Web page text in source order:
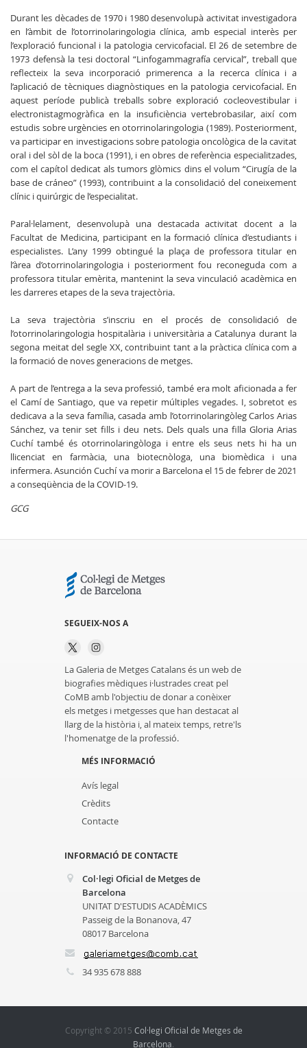
Durant les dècades de 1970 i 1980 desenvolupà activitat investigadora
en l’àmbit de l’otorrinolaringologia clínica, amb especial interès per
l’exploració funcional i la patologia cervicofacial. El 26 de setembre de
1973 defensà la tesi doctoral “Linfogammagrafía cervical”, treball que
reflecteix la seva incorporació primerenca a la recerca clínica i a
l’aplicació de tècniques diagnòstiques en la patologia cervicofacial. En
aquest període publicà treballs sobre exploració cocleovestibular i
electronistagmogràfica en la insuficiència vertebrobasilar, així com
estudis sobre urgències en otorrinolaringologia (1989). Posteriorment,
va participar en investigacions sobre patologia oncològica de la cavitat
oral i del sòl de la boca (1991), i en obres de referència especialitzades,
com el capítol dedicat als tumors glòmics dins el volum “Cirugía de la
base de cráneo” (1993), contribuint a la consolidació del coneixement
clínic i quirúrgic de l’especialitat.
Paral·lelament, desenvolupà una destacada activitat docent a la
Facultat de Medicina, participant en la formació clínica d’estudiants i
especialistes. L’any 1999 obtingué la plaça de professora titular en
l’àrea d’otorrinolaringologia i posteriorment fou reconeguda com a
professora titular emèrita, mantenint la seva vinculació acadèmica en
les darreres etapes de la seva trajectòria.
La seva trajectòria s’inscriu en el procés de consolidació de
l’otorrinolaringologia hospitalària i universitària a Catalunya durant la
segona meitat del segle XX, contribuint tant a la pràctica clínica com a
la formació de noves generacions de metges.
A part de l’entrega a la seva professió, també era molt aficionada a fer
el Camí de Santiago, que va repetir múltiples vegades. I, sobretot es
dedicava a la seva família, casada amb l’otorrinolaringòleg Carlos Arias
Sánchez, va tenir set fills i deu nets. Dels quals una filla Gloria Arias
Cuchí també és otorrinolaringòloga i entre els seus nets hi ha un
llicenciat en farmàcia, una biotecnòloga, una biomèdica i una
infermera. Asunción Cuchí va morir a Barcelona el 15 de febrer de 2021
a conseqüència de la COVID-19.
GCG
SEGUEIX-NOS A
La Galeria de Metges Catalans és un web de
biografies mèdiques i·lustrades creat pel
CoMB amb l'objectiu de donar a conèixer
els metges i metgesses que han destacat al
llarg de la història i, al mateix temps, retre'ls
l'homenatge de la professió.
MÉS INFORMACIÓ
Avís legal
Crèdits
Contacte
INFORMACIÓ DE CONTACTE
Col·legi Oficial de Metges de
Barcelona
UNITAT D'ESTUDIS ACADÈMICS
Passeig de la Bonanova, 47
08017 Barcelona
34 935 678 888
Copyright © 2015 Col·legi Oficial de Metges de
Barcelona.